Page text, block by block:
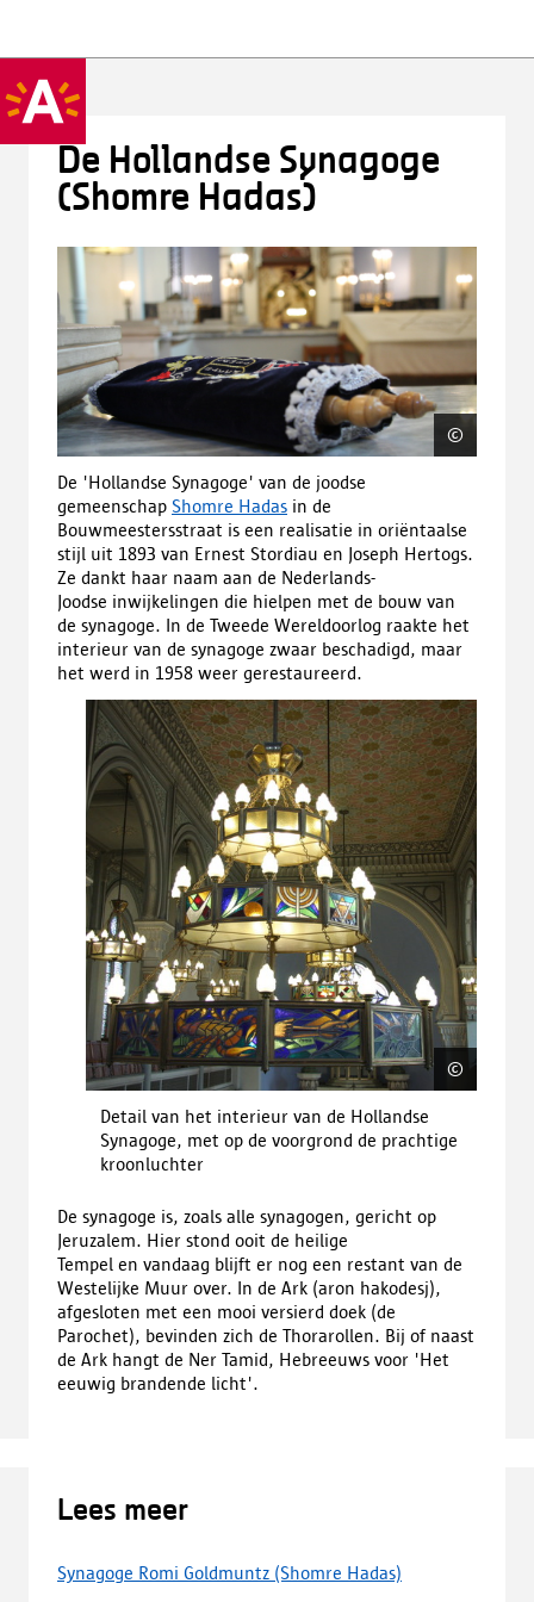
De Hollandse Synagoge
(Shomre Hadas)
©
De 'Hollandse Synagoge' van de joodse
gemeenschap Shomre Hadas in de
Bouwmeestersstraat is een realisatie in oriëntaalse
stijl uit 1893 van Ernest Stordiau en Joseph Hertogs.
Ze dankt haar naam aan de Nederlands-
Joodse inwijkelingen die hielpen met de bouw van
de synagoge. In de Tweede Wereldoorlog raakte het
interieur van de synagoge zwaar beschadigd, maar
het werd in 1958 weer gerestaureerd.
©
Detail van het interieur van de Hollandse
Synagoge, met op de voorgrond de prachtige
kroonluchter
De synagoge is, zoals alle synagogen, gericht op
Jeruzalem. Hier stond ooit de heilige
Tempel en vandaag blijft er nog een restant van de
Westelijke Muur over. In de Ark (aron hakodesj),
afgesloten met een mooi versierd doek (de
Parochet), bevinden zich de Thorarollen. Bij of naast
de Ark hangt de Ner Tamid, Hebreeuws voor 'Het
eeuwig brandende licht'.
Lees meer
Synagoge Romi Goldmuntz (Shomre Hadas)